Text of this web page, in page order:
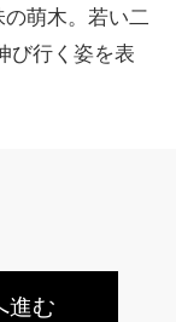
萌木。若い二
び行く姿を表
進む